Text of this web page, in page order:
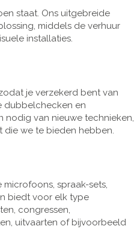
staat. Ons uitgebreide
middels de verhuur
installaties.
je verzekerd bent van
dubbelchecken en
nodig van nieuwe technieken,
die we te bieden hebben.
spraak-sets,
biedt voor elk type
congressen,
uitvaarten of bijvoorbeeld